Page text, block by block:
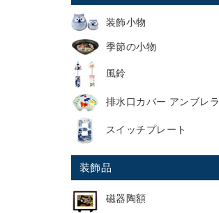
装飾小物
季節の小物
風鈴
排水口カバー アンブレラ
スイッチプレート
装飾品
磁器陶額